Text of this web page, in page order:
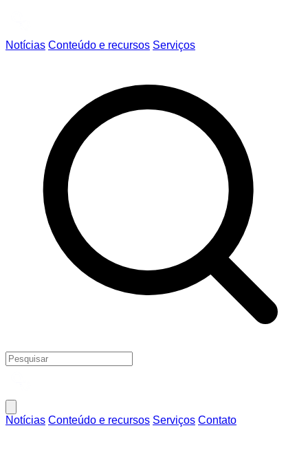
Notícias Conteúdo e recursos Serviços
Notícias Conteúdo e recursos Serviços Contato